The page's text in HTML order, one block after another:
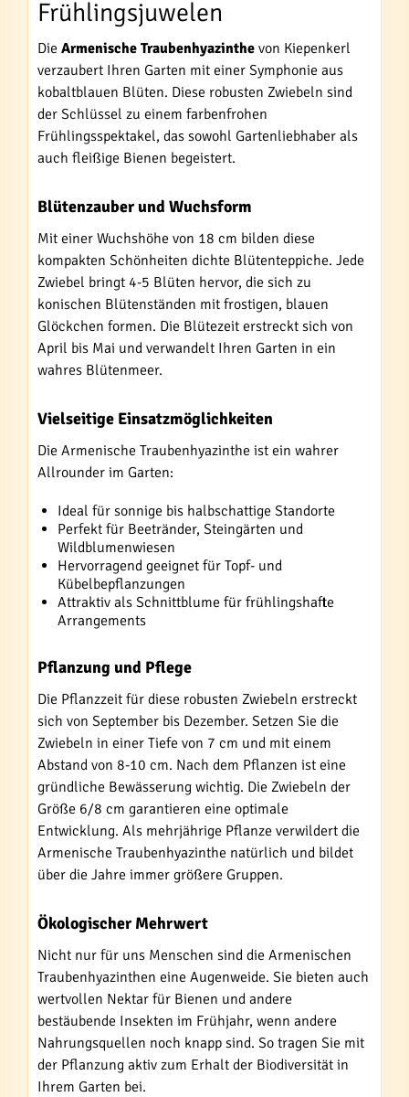
Frühlingsjuwelen
Die Armenische Traubenhyazinthe von Kiepenkerl
verzaubert Ihren Garten mit einer Symphonie aus
kobaltblauen Blüten. Diese robusten Zwiebeln sind
der Schlüssel zu einem farbenfrohen
Frühlingsspektakel, das sowohl Gartenliebhaber als
auch fleißige Bienen begeistert.
Blütenzauber und Wuchsform
Mit einer Wuchshöhe von 18 cm bilden diese
kompakten Schönheiten dichte Blütenteppiche. Jede
Zwiebel bringt 4-5 Blüten hervor, die sich zu
konischen Blütenständen mit frostigen, blauen
Glöckchen formen. Die Blütezeit erstreckt sich von
April bis Mai und verwandelt Ihren Garten in ein
wahres Blütenmeer.
Vielseitige Einsatzmöglichkeiten
Die Armenische Traubenhyazinthe ist ein wahrer
Allrounder im Garten:
Ideal für sonnige bis halbschattige Standorte
Perfekt für Beetränder, Steingärten und
Wildblumenwiesen
Hervorragend geeignet für Topf- und
Kübelbepflanzungen
Attraktiv als Schnittblume für frühlingshafte
Arrangements
Pflanzung und Pflege
Die Pflanzzeit für diese robusten Zwiebeln erstreckt
sich von September bis Dezember. Setzen Sie die
Zwiebeln in einer Tiefe von 7 cm und mit einem
Abstand von 8-10 cm. Nach dem Pflanzen ist eine
gründliche Bewässerung wichtig. Die Zwiebeln der
Größe 6/8 cm garantieren eine optimale
Entwicklung. Als mehrjährige Pflanze verwildert die
Armenische Traubenhyazinthe natürlich und bildet
über die Jahre immer größere Gruppen.
Ökologischer Mehrwert
Nicht nur für uns Menschen sind die Armenischen
Traubenhyazinthen eine Augenweide. Sie bieten auch
wertvollen Nektar für Bienen und andere
bestäubende Insekten im Frühjahr, wenn andere
Nahrungsquellen noch knapp sind. So tragen Sie mit
der Pflanzung aktiv zum Erhalt der Biodiversität in
Ihrem Garten bei.